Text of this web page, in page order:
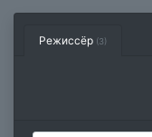
Режиссёр (3)